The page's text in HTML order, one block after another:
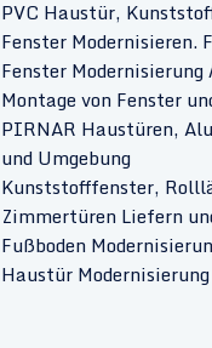
PVC Haustür,
Fenster Modernisieren.
Fenster
Montage von Fenster
PIRNAR Haustüren,
und Umgebung
Kunststofffenster,
Zimmertüren Liefern
Fußboden
Haustür